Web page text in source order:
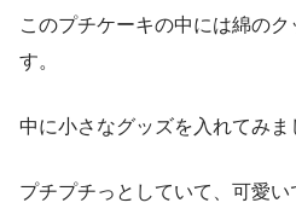
このプチケーキの中には綿の
す。
中に小さなグッズを入れてみま
プチプチっとしていて、可愛